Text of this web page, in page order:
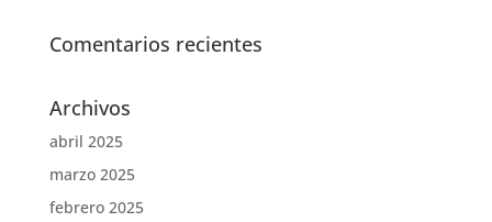
Comentarios recientes
Archivos
abril 2025
marzo 2025
febrero 2025